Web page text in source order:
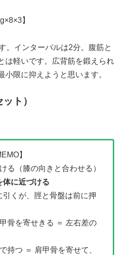
】
。インターバルは2分。腹筋と
は軽いです。広背筋を鍛えられ
小限に抑えようと思います。
ト）
】
る（膝の向きと合わせる）
に近づける
くが、脛と骨盤は前に押
骨を寄せきる ＝ 左右差の
持つ ＝ 肩甲骨を寄せて、